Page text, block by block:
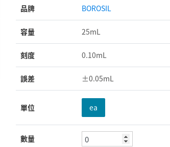
品牌 BOROSIL
容量 25mL
刻度 0.10mL
誤差 ±0.05mL
單位 ea
數量